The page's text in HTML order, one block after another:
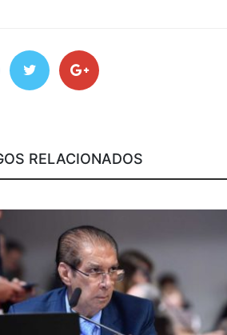
RELACIONADOS